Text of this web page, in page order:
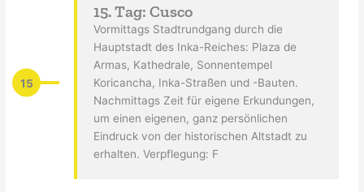
15
15. Tag: Cusco
Vormittags Stadtrundgang durch die
Hauptstadt des Inka-Reiches: Plaza de
Armas, Kathedrale, Sonnentempel
Koricancha, Inka-Straßen und -Bauten.
Nachmittags Zeit für eigene Erkundungen,
um einen eigenen, ganz persönlichen
Eindruck von der historischen Altstadt zu
erhalten. Verpflegung: F